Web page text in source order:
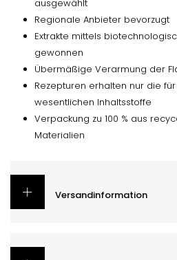
ausgewählt
Regionale Anbieter bevorzugt
Extrakte mittels
gewonnen
Übermäßige Verarmung der
Rezepturen erhalten nur die
wesentlichen Inhaltsstoffe
Verpackung zu 100 % aus
Materialien
Versandinformation